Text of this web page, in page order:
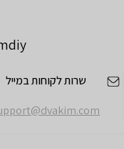
שרות לקוחות במייל